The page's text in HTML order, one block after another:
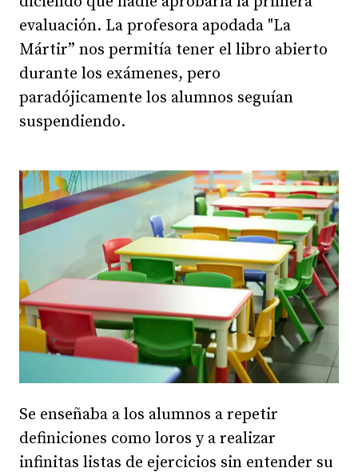
evaluación. La profesora apodada "La
Mártir” nos permitía tener el libro abierto
durante los exámenes, pero
paradójicamente los alumnos seguían
suspendiendo.
Se enseñaba a los alumnos a repetir
definiciones como loros y a realizar
infinitas listas de ejercicios sin entender su